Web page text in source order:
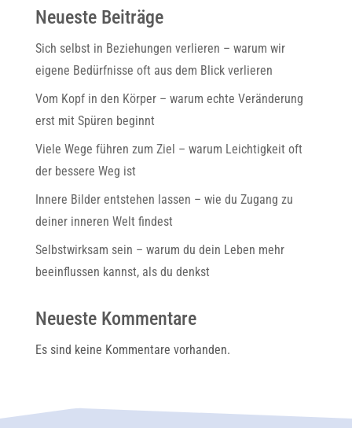
Neueste Beiträge
Sich selbst in Beziehungen verlieren – warum wir
eigene Bedürfnisse oft aus dem Blick verlieren
Vom Kopf in den Körper – warum echte Veränderung
erst mit Spüren beginnt
Viele Wege führen zum Ziel – warum Leichtigkeit oft
der bessere Weg ist
Innere Bilder entstehen lassen – wie du Zugang zu
deiner inneren Welt findest
Selbstwirksam sein – warum du dein Leben mehr
beeinflussen kannst, als du denkst
Neueste Kommentare
Es sind keine Kommentare vorhanden.